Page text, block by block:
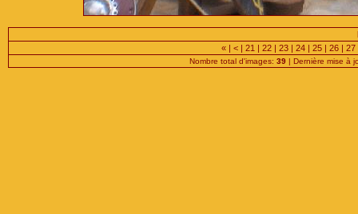
« | < | 21 | 22 | 23 | 24 | 25 | 26 | 27
Nombre total d'images: 39 | Dernière mise à